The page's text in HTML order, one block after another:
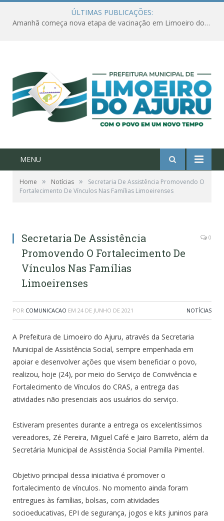
ÚLTIMAS PUBLICAÇÕES:
Amanhã começa nova etapa de vacinação em Limoeiro do Ajuru para idosos com 65 ou mais
MENU
Home » Notícias »
Secretaria De Assistência Promovendo O
Fortalecimento De Vínculos Nas Famílias Limoeirenses
Secretaria De Assistência
Promovendo O Fortalecimento De
Vínculos Nas Famílias
Limoeirenses
0
POR COMUNICACAO EM 24 DE JUNHO DE 2021 NOTÍCIAS
A Prefeitura de Limoeiro do Ajuru, através da Secretaria
Municipal de Assistência Social, sempre empenhada em
apoiar e desenvolver ações que visem beneficiar o povo,
realizou, hoje (24), por meio do Serviço de Convivência e
Fortalecimento de Vínculos do CRAS, a entrega das
atividades não presenciais aos usuários do serviço.
Estiveram presentes durante a entrega os excelentíssimos
vereadores, Zé Pereira, Miguel Café e Jairo Barreto, além da
Secretária Municipal de Assistência Social Pamilla Pimentel.
Objetivo principal dessa iniciativa é promover o
fortalecimento de vínculos. No momento ainda foram
entregues às famílias, bolsas, com atividades
socioeducativas, EPI de segurança, jogos e kits juninos para